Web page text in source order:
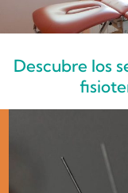
Descubre los